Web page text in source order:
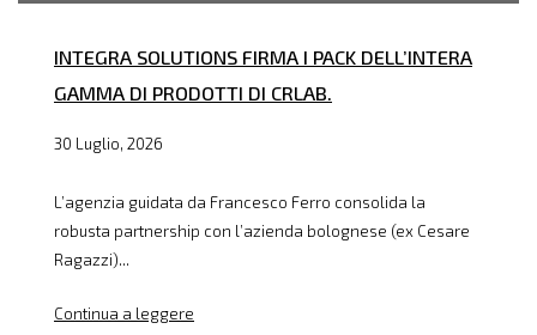
INTEGRA SOLUTIONS FIRMA I PACK DELL’INTERA
GAMMA DI PRODOTTI DI CRLAB.
30 Luglio, 2026
L’agenzia guidata da Francesco Ferro consolida la
robusta partnership con l’azienda bolognese (ex Cesare
Ragazzi)...
Continua a leggere